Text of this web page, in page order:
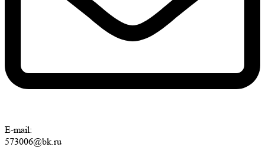
E-mail:
573006@bk.ru